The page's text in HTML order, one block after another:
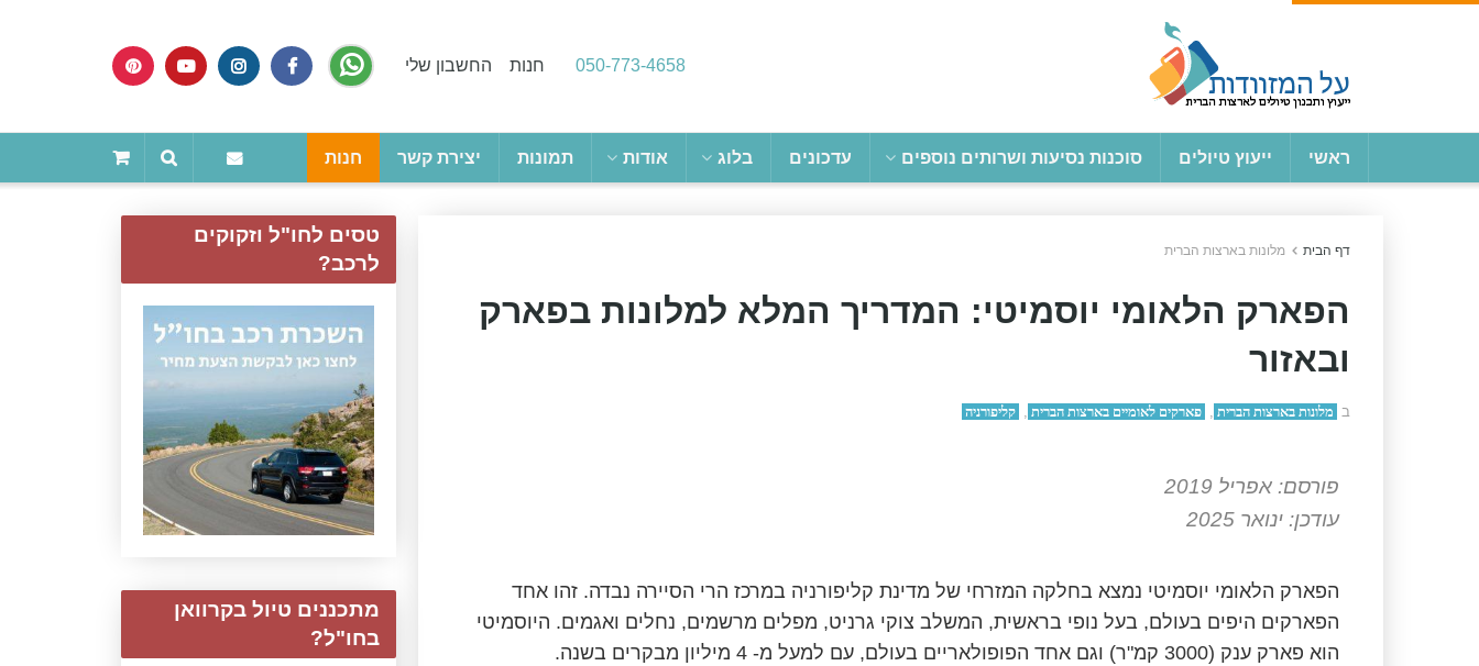
050-773-4658 חנות החשבון שלי
ראשי ייעוץ טיולים סוכנות נסיעות ושרותים נוספים עדכונים בלוג אודות תמונות יצירת קשר חנות
דף הבית מלונות בארצות הברית
הפארק הלאומי יוסמיטי: המדריך המלא למלונות בפארק
ובאזור
ב מלונות בארצות הברית פארקים לאומיים בארצות הברית קליפורניה
פורסם: אפריל 2019
עודכן: ינואר 2025
הפארק הלאומי יוסמיטי נמצא בחלקה המזרחי של מדינת קליפורניה במרכז הרי הסיירה נבדה. זהו אחד
הפארקים היפים בעולם, בעל נופי בראשית, המשלב צוקי גרניט, מפלים מרשמים, נחלים ואגמים. היוסמיטי
הוא פארק ענק (3000 קמ"ר) וגם אחד הפופולאריים בעולם, עם למעל מ- 4 מיליון מבקרים בשנה.
טסים לחו"ל וזקוקים
לרכב?
מתכננים טיול בקרוואן
בחו"ל?